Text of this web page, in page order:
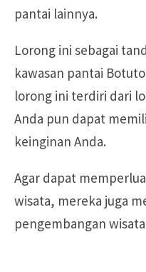
pantai lainnya.
Lorong ini sebagai
kawasan pantai
lorong ini terdiri dari
Anda pun dapat
keinginan Anda.
Agar dapat
wisata, mereka juga
pengembangan